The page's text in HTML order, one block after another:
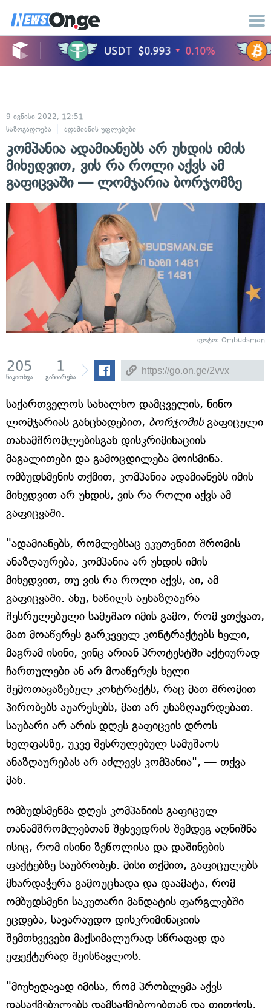
9 ივნისი 2022, 12:51
საზოგადოება
ადამიანის უფლებები
კომპანია ადამიანებს არ უხდის იმის
მიხედვით, ვის რა როლი აქვს ამ
გაფიცვაში — ლომჯარია ბორჯომზე
ფოტო: Ombudsman
205
წაკითხვა
1
გაზიარება
საქართველოს სახალხო დამცველის, ნინო
ლომჯარიას განცხადებით, ბორჯომისგაფიცული
თანამშრომლებისგან დისკრიმინაციის
მაგალითები და გამოცდილება მოისმინა.
ომბუდსმენის თქმით, კომპანია ადამიანებს იმის
მიხედვით არ უხდის, ვის რა როლი აქვს ამ
გაფიცვაში.
"ადამიანებს, რომლებსაც ეკუთვნით შრომის
ანაზღაურება, კომპანია არ უხდის იმის
მიხედვით, თუ ვის რა როლი აქვს, აი, ამ
გაფიცვაში. ანუ, ნაწილს აუნაზღაურა
შესრულებული სამუშაო იმის გამო, რომ ვთქვათ,
მათ მოაწერეს გარკვეულ კონტრაქტებს ხელი,
მაგრამ ისინი, ვინც არიან პროტესტში აქტიურად
ჩართულები ან არ მოაწერეს ხელი
შემოთავაზებულ კონტრაქტს, რაც მათ შრომით
პირობებს აუარესებს, მათ არ უნაზღაურდებათ.
საუბარი არ არის დღეს გაფიცვის დროს
ხელფასზე, უკვე შესრულებულ სამუშაოს
ანაზღაურებას არ აძლევს კომპანია", — თქვა
მან.
ომბუდსმენმა დღეს კომპანიის გაფიცულ
თანამშრომლებთან შეხვედრის შემდეგ აღნიშნა
ისიც, რომ ისინი ზეწოლისა და დაშინების
ფაქტებზე საუბრობენ. მისი თქმით, გაფიცულებს
მხარდაჭერა გამოუცხადა და დაამატა, რომ
ომბუდსმენი საკუთარი მანდატის ფარგლებში
ეცდება, სავარაუდო დისკრიმინაციის
შემთხვევები მაქსიმალურად სწრაფად და
ეფექტურად შეისწავლოს.
"მიუხედავად იმისა, რომ პრობლემა აქვს
დასაქმებულებს დამსაქმებლებთან და თითქოს,